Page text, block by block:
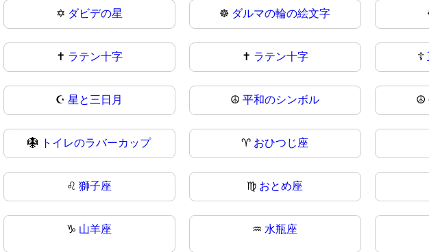
✡ ダビデの星 ☸️ ダルマの輪の絵文字
✝️ ラテン十字 ✝ ラテン十字 ☦️
☪星と三日月 ☮️平和のシンボル ☮
🪯 トイレのラバーカップ ♈ おひつじ座
♌獅子座 ♍ おとめ座
♑ 山羊座 ♒水瓶座